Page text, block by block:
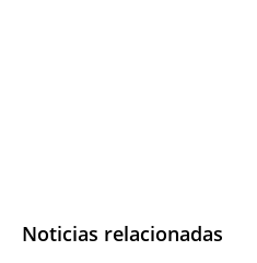
Noticias relacionadas